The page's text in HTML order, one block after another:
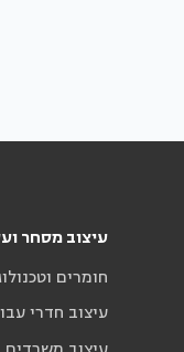
עיצוב מסחר
חומרים
עיצוב חדרי